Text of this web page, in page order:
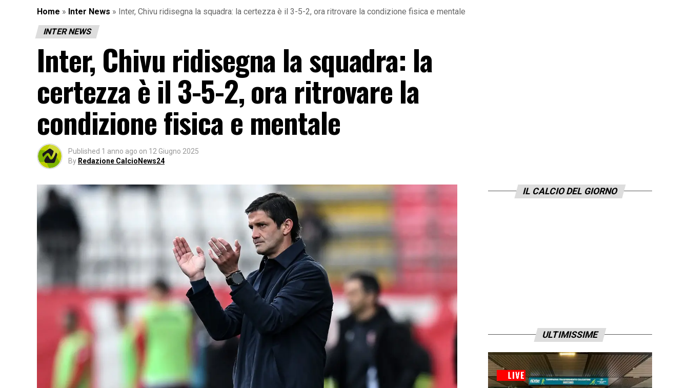
Home » Inter News » Inter, Chivu ridisegna la squadra: la certezza è il 3-5-2, ora ritrovare la condizione fisica e mentale
INTER NEWS
Inter, Chivu ridisegna la squadra: la
certezza è il 3-5-2, ora ritrovare la
condizione fisica e mentale
Published 1 anno ago on 12 Giugno 2025
By Redazione CalcioNews24
IL CALCIO DEL GIORNO
ULTIMISSIME